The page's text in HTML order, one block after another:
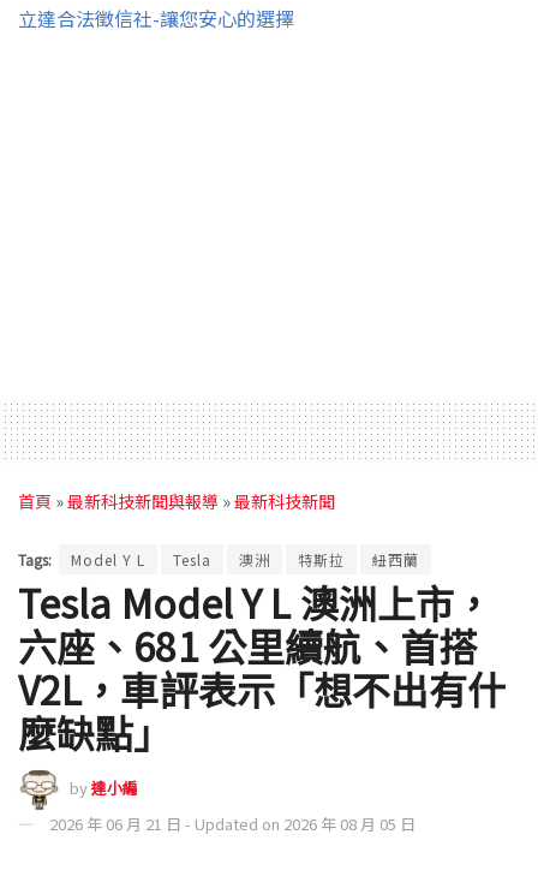
立達合法徵信社-讓您安心的選擇
首頁 »最新科技新聞與報導 »最新科技新聞
Tags: Model Y L Tesla 澳洲 特斯拉 紐西蘭
Tesla Model Y L 澳洲上市，
六座、681 公里續航、首搭
V2L，車評表示「想不出有什
麼缺點」
by達小編
2026 年 06 月 21 日 - Updated on 2026 年 08 月 05 日